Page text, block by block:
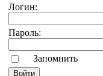
Логин:
Пароль:
Запомнить